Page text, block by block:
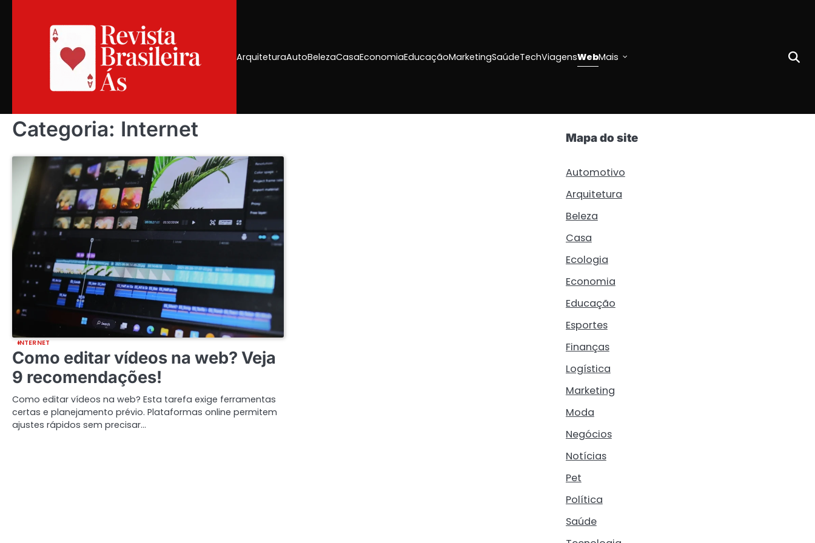
ArquiteturaAutoBelezaCasaEconomiaEducaçãoMarketingSaúdeTechViagensWebMais
Categoria: Internet
INTERNET
Como editar vídeos na web? Veja
9 recomendações!
Como editar vídeos na web? Esta tarefa exige ferramentas
certas e planejamento prévio. Plataformas online permitem
ajustes rápidos sem precisar…
Mapa do site
Automotivo
Arquitetura
Beleza
Casa
Ecologia
Economia
Educação
Esportes
Finanças
Logística
Marketing
Moda
Negócios
Notícias
Pet
Política
Saúde